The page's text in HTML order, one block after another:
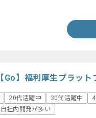
【Go】福利厚生プラッ
20代活躍中 30代活躍中
自社内開発が多い